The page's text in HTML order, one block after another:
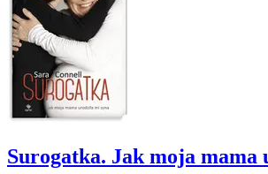
Surogatka. Jak moja mama